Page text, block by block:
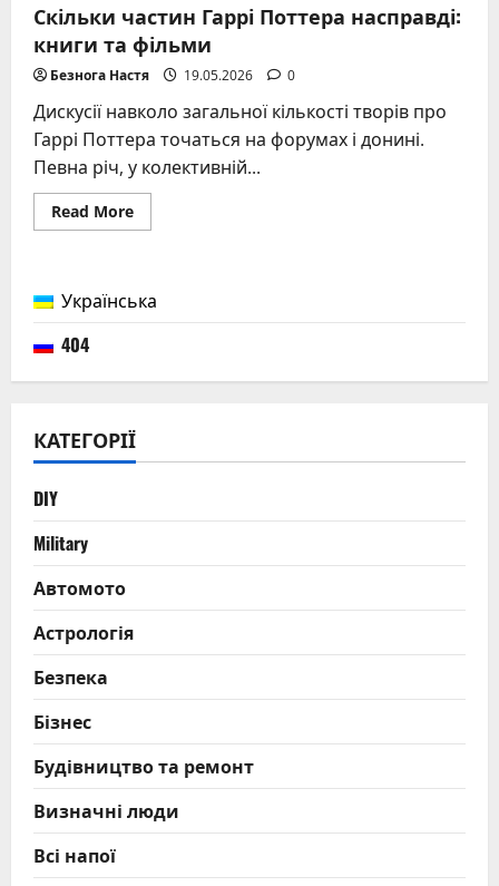
Скільки частин Гаррі Поттера насправді:
книги та фільми
Безнога Настя 19.05.2026 0
Дискусії навколо загальної кількості творів про
Гаррі Поттера точаться на форумах і донині.
Певна річ, у колективній...
Read MoreRead
more
Поттера
насправді:
Українська
404
КАТЕГОРІЇ
DIY
Military
Автомото
Астрологія
Безпека
Бізнес
Будівництво та ремонт
Визначні люди
Всі напої